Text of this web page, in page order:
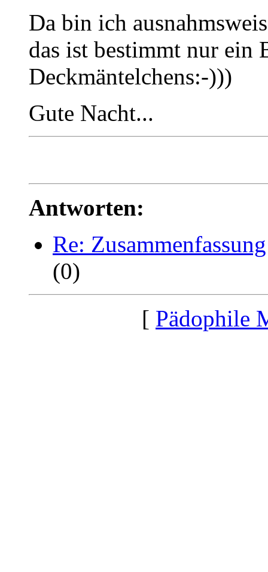
Da bin ich
das ist bestimmt nur ein
Deckmäntelchens:-)))
Gute Nacht...
Antworten:
Re: Zusammenfassung
(0)
[ Pädophile